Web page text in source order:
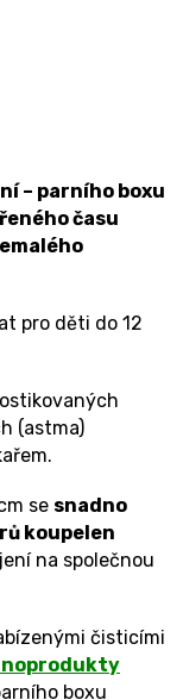
– parního boxu
času
pro děti do 12
(astma)
se snadno
koupelen
na společnou
čisticími
boxu